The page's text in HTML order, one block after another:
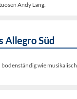
Andy Lang.
Allegro Süd
wie musikalisch